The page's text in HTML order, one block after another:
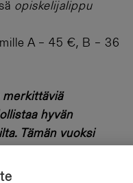
opiskelijalippu
A – 45 €, B – 36
merkittäviä
hyvän
Tämän vuoksi
pitkin, eikä